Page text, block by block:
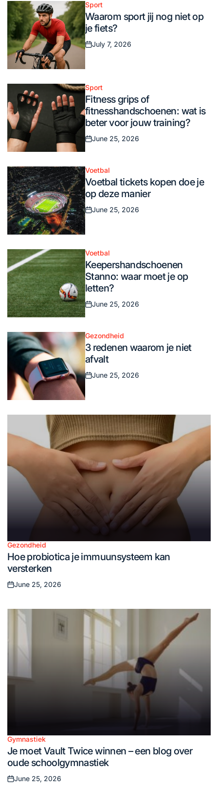
Posted
in
Sport
Waarom sport jij nog niet op
je fiets?
Posted
July 7, 2026
Posted
in
Sport
Fitness grips of
fitnesshandschoenen: wat is
beter voor jouw training?
Posted
on
June 25, 2026
Posted
in
Voetbal
Voetbal tickets kopen doe je
op deze manier
Posted
on
June 25, 2026
Posted
in
Voetbal
Keepershandschoenen
Stanno: waar moet je op
letten?
Posted
on
June 25, 2026
Posted
in
Gezondheid
3 redenen waarom je niet
afvalt
Posted
June 25, 2026
Posted
in
Gezondheid
Hoe probiotica je immuunsysteem kan
versterken
Posted
June 25, 2026
Posted
in
Gymnastiek
Je moet Vault Twice winnen – een blog over
oude schoolgymnastiek
Posted
June 25, 2026